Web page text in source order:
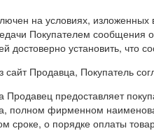
на условиях,
Покупателем сообщения
достоверно установить, что
сайт Продавца, Покупатель
Продавец предоставляет
полном фирменном
сроке, о порядке оплаты